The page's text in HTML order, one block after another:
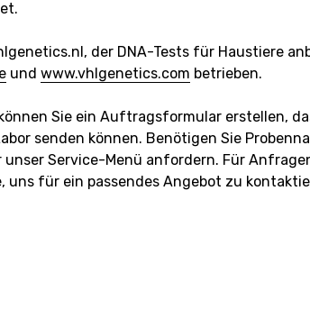
der DNA-Tests für Haustiere
und www.vhlgenetics.com betrieben.
Sie ein Auftragsformular erstellen,
senden können. Benötigen Sie
unser Service-Menü anfordern. Für
uns für ein passendes Angebot zu